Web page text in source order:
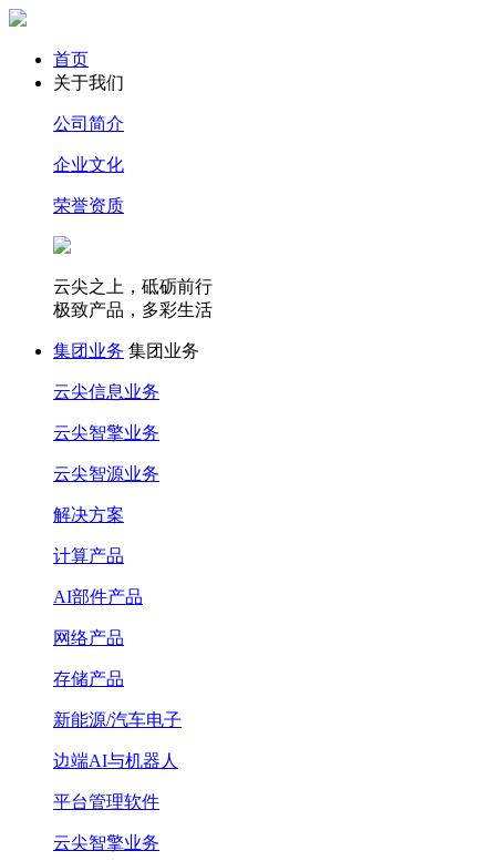
首页
关于我们
公司简介
企业文化
荣誉资质
云尖之上，砥砺前行
极致产品，多彩生活
集团业务 集团业务
云尖信息业务
云尖智擎业务
云尖智源业务
解决方案
计算产品
AI部件产品
网络产品
存储产品
新能源/汽车电子
边端AI与机器人
平台管理软件
云尖智擎业务